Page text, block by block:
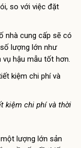
so với việc đặt
nhà cung cấp sẽ có
lượng lớn như
hậu mẫu tốt hơn.
kiệm chi phí và thời
lượng lớn sản